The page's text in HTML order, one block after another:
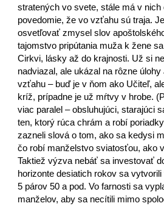
stratených vo svete, stále má v
povedomie, že vo vzťahu sú traja.
osvetľovať zmysel slov
tajomstvo pripútania muža k žene
Cirkvi, lásky až do krajnosti. Už si
nadviazal, ale ukázal na rôzne
vzťahu – buď je v ňom ako Učiteľ,
kríž, prípadne je už mŕtvy v hrobe.
viac paralel – obsluhujúci, starajúci
ten, ktorý rúca chrám a robí
zazneli slová o tom, ako sa kedysi
čo robí manželstvo sviatosťou, ako
Taktiež výzva nebáť sa investovať
horizonte desiatich rokov sa
5 párov 50 a pod. Vo farnosti sa
manželov, aby sa necítili mimo